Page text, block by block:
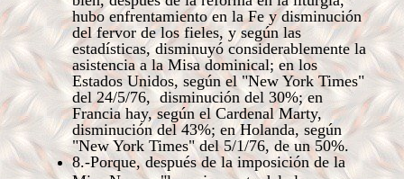
hubo enfrentamiento en la Fe y disminución
del fervor de los fieles, y según las
estadísticas, disminuyó considerablemente la
asistencia a la Misa dominical; en los
Estados Unidos, según el "New York Times"
del 24/5/76, disminución del 30%; en
Francia hay, según el Cardenal Marty,
disminución del 43%; en Holanda, según
"New York Times" del 5/1/76, de un 50%.
8.-Porque, después de la imposición de la